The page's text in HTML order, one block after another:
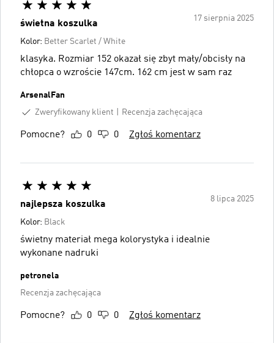
17 sierpnia 2025
świetna koszulka
Kolor: Better Scarlet / White
klasyka. Rozmiar 152 okazał się zbyt mały/obcisły na
chłopca o wzroście 147cm. 162 cm jest w sam raz
ArsenalFan
Zweryfikowany klient
Recenzja zachęcająca
Pomocne? 0 0 Zgłoś komentarz
8 lipca 2025
najlepsza koszulka
Kolor: Black
świetny materiał mega kolorystyka i idealnie
wykonane nadruki
petronela
Recenzja zachęcająca
Pomocne? 0 0 Zgłoś komentarz